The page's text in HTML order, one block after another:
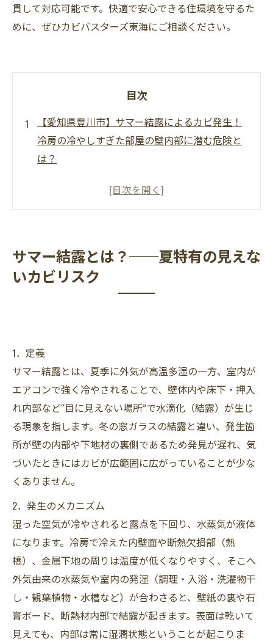
貫して対応可能です。快適で安心できる住環境を守るた
めに、ぜひカビバスターズ東海にご相談ください。
目次
【愛知県豊川市】サマー結露によるカビ発生！
冷房の冷やしすぎた部屋の壁内部に潜む危険と
は？
エアコン冷房による「冷やしすぎ」が結露を招
く仕組み
壁の内部で進行するカビ被害の恐ろしさ
ク
表面掃除では不十分！内部に根を張るカビの厄
介さ
カビバスターズ東海のMIST工法Ⓡによる根本除
去
壁紙交換施工も一貫対応できる安心のサービス
体制
全域静岡県西部・浜松市などカビ問題はカビバ
スターズ東海へ！
サマー結露とは？──夏特有の見えな
いカビリスク
1．定義
サマー結露とは、夏季に外気が高温多湿の一方、室内が
エアコンで強く冷やされることで、壁体内や床下・押入
れ内部など“目に見えない場所”で水滴化（結露）が生じ
る現象を指します。冬の窓ガラスの結露と違い、発生箇
所が壁の内部や下地材の裏側であるため発見が遅れ、気
づいたときにはカビが広範囲に広がっていることが少な
くありません。
2．発生のメカニズム
湿った空気が冷やされると露点を下回り、水蒸気が液体
になります。冷房で冷えた内壁面や断熱欠損部（熱
橋）、金属下地の周りは温度が低くなりやすく、そこへ
外気由来の水蒸気や室内の発湿（調理・入浴・洗濯物干
し・観葉植物・水槽など）が合わさると、壁紙の裏や石
膏ボード、断熱材内部で結露が起きます。表面は乾いて
見えても、内部は常に湿潤状態ということが起こりま